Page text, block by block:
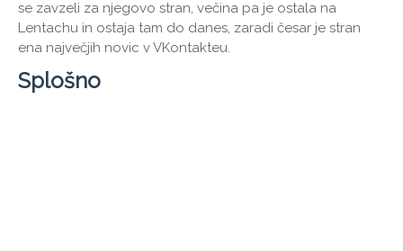
se zavzeli za njegovo stran, večina pa je ostala na
Lentachu in ostaja tam do danes, zaradi česar je stran
ena največjih novic v VKontakteu.
Splošno